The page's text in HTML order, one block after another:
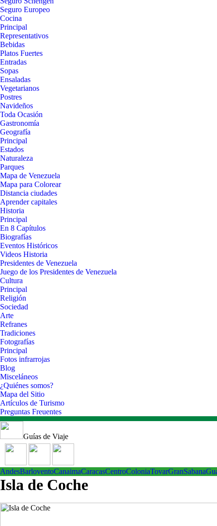
Seguro Europeo
Cocina
Principal
Representativos
Bebidas
Platos Fuertes
Entradas
Sopas
Ensaladas
Vegetarianos
Postres
Navideños
Toda Ocasión
Gastronomía
Geografía
Principal
Estados
Naturaleza
Parques
Mapa de Venezuela
Mapa para Colorear
Distancia ciudades
Aprender capitales
Historia
Principal
En 8 Capítulos
Biografías
Eventos Históricos
Videos Historia
Presidentes de Venezuela
Juego de los Presidentes de Venezuela
Cultura
Principal
Religión
Sociedad
Arte
Refranes
Tradiciones
Fotografías
Principal
Fotos infrarrojas
Blog
Misceláneos
¿Quiénes somos?
Mapa del Sitio
Artículos de Turismo
Preguntas Freuentes
Guías de Viaje
AndesBarloventoCanaimaCaracasCentroColoniaTovarGranSabana
Isla de Coche